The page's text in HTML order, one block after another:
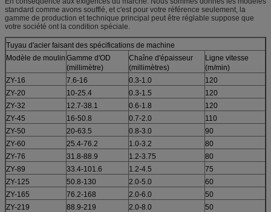
standard comme avons soufflé, et c'est pour votre référence seulement, la
gamme de production et technique principal peut être réglable suppose que
votre société ont la condition spéciale.
Tuyau d'acier faisant des spécifications de machine
Modèle de moulin Gamme d'OD
(millimètre)
Chaîne d'épaisseur
(millimètres)
Ligne vitesse
(m/min)
ZY-16
7.6-16 0.3-1.0
120
ZY-20
10-25.4 0.3-1.5
120
ZY-32
12.7-38.1 0.6-1.8
120
ZY-45
16-50.8 0.7-2.0
110
ZY-50
20-63.5 0.8-3.0
90
ZY-60
25.4-76.2 1.0-3.2
80
ZY-76
31.8-88.9 1.2-3.75
80
ZY-89
33.4-101.6 1.2-4.5
75
ZY-125
50.8-130 2.0-5.0
60
ZY-165
76.2-168 2.0-6.0
50
ZY-219
88.9-219 2.0-8.0
50